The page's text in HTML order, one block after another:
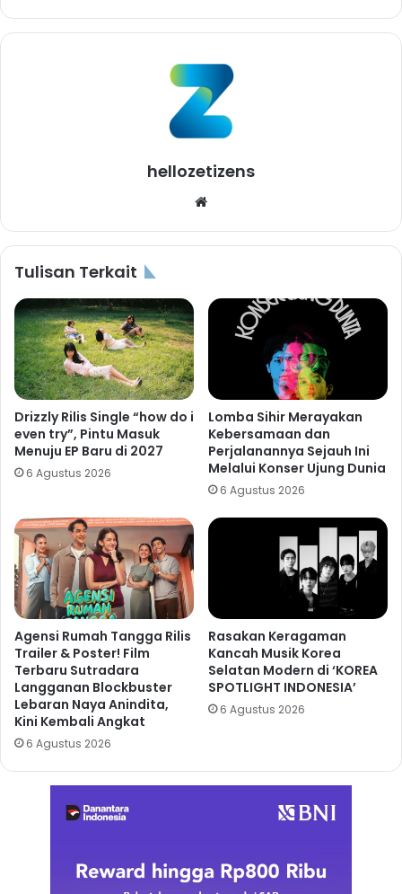
hellozetizens
Tulisan Terkait
Drizzly Rilis Single “how do i
even try”, Pintu Masuk
Menuju EP Baru di 2027
6 Agustus 2026
Lomba Sihir Merayakan
Kebersamaan dan
Perjalanannya Sejauh Ini
Melalui Konser Ujung Dunia
6 Agustus 2026
Agensi Rumah Tangga Rilis
Trailer & Poster! Film
Terbaru Sutradara
Langganan Blockbuster
Lebaran Naya Anindita,
Kini Kembali Angkat
6 Agustus 2026
Rasakan Keragaman
Kancah Musik Korea
Selatan Modern di ‘KOREA
SPOTLIGHT INDONESIA’
6 Agustus 2026